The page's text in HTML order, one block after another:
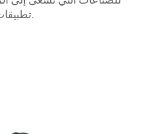
تطبيقات تخزين الطاقة عالية التردد.